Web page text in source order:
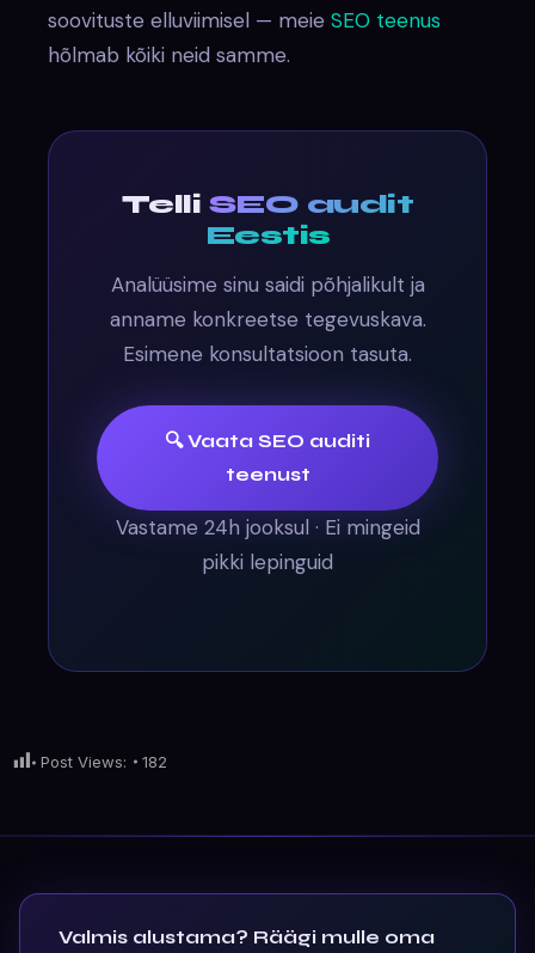
soovituste elluviimisel — meieSEO teenus
hõlmab kõiki neid samme.
Telli SEO audit
Eestis
Analüüsime sinu saidi põhjalikult ja
anname konkreetse tegevuskava.
Esimene konsultatsioon tasuta.
🔍 Vaata SEO auditi
teenust
Vastame 24h jooksul · Ei mingeid
pikki lepinguid
Post Views: 182
Valmis alustama? Räägi mulle oma